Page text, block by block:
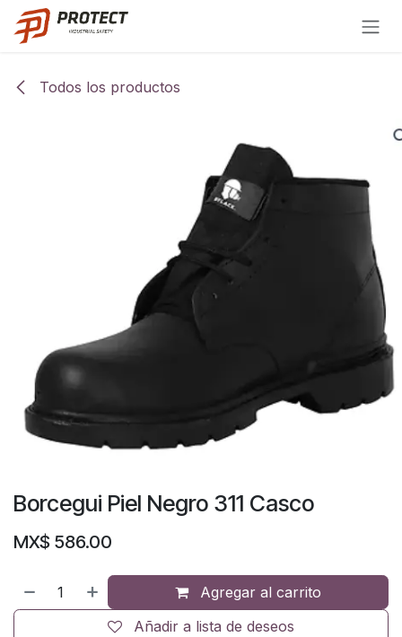
Ir al contenido
Todos los productos
Borcegui Piel Negro 311 Casco
MX$ 586.00
Agregar al carrito
Añadir a lista de deseos